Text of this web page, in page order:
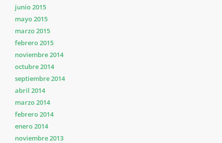
junio 2015
mayo 2015
marzo 2015
febrero 2015
noviembre 2014
octubre 2014
septiembre 2014
abril 2014
marzo 2014
febrero 2014
enero 2014
noviembre 2013